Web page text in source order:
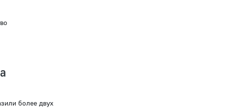
более двух